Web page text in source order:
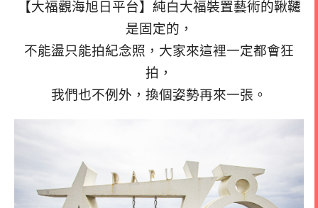
【大福觀海旭日平台】純白大福裝置藝術的鞦韆
是固定的，
不能盪只能拍紀念照，大家來這裡一定都會狂
拍，
我們也不例外，換個姿勢再來一張。